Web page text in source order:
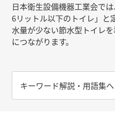
日本衛生設備機器工業会で
6リットル以下のトイレ」と
水量が少ない節水型トイレ
につながります。
キーワード解説・用語集へ